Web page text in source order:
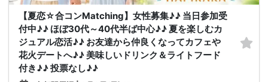
【夏恋☆合コンMatching】女性募集♪♪ 当日参加受
付中♪♪ ほぼ30代～40代半ば中心♪♪ 夏を楽しむカ
ジュアル恋活♪♪ お友達から仲良くなってカフェや
花火デートへ♪♪ 美味しいドリンク＆ライトフード
付き♪♪ 投票なし♪♪